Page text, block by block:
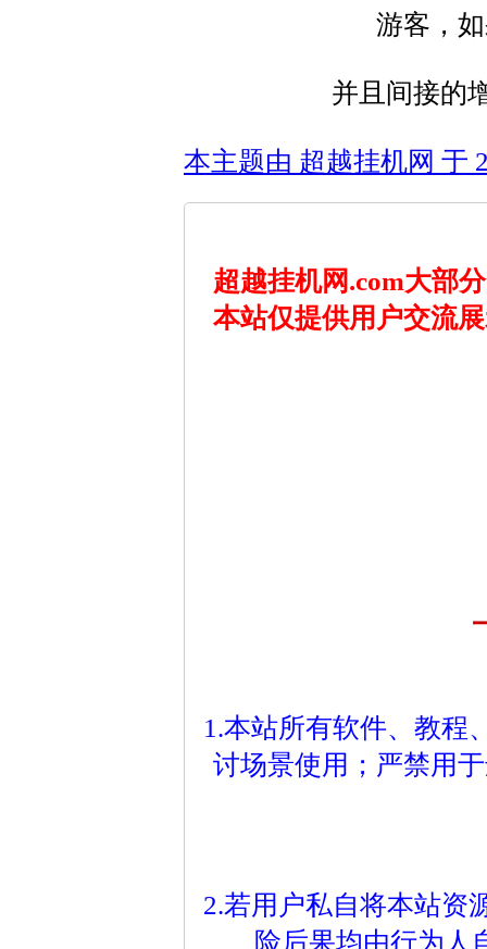
游客，
并且间接的
本主题由 超越挂机网 于
超越挂机网.com大部
本站仅提供用户交流
1.本站所有软件、教程
讨场景使用；严禁用
2.若用户私自将本站资
险后果均由行为人